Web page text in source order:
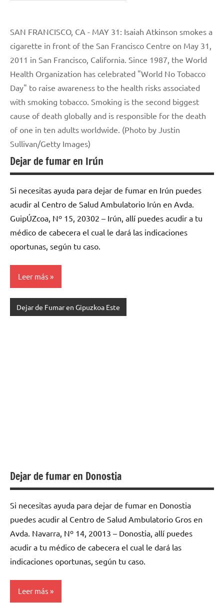
SAN FRANCISCO, CA - MAY 31: Isaiah Atkinson smokes a
cigarette in front of the San Francisco Centre on May 31,
2011 in San Francisco, California. Since 1987, the World
Health Organization has celebrated "World No Tobacco
Day" to raise awareness to the health risks associated
with smoking tobacco. Smoking is the second biggest
cause of death globally and is responsible for the death
of one in ten adults worldwide. (Photo by Justin
Sullivan/Getty Images)
Dejar de fumar en Irún
Si necesitas ayuda para dejar de fumar en Irún puedes
acudir al Centro de Salud Ambulatorio Irún en Avda.
GuipÚZcoa, Nº 15, 20302 – Irún, allí puedes acudir a tu
médico de cabecera el cual le dará las indicaciones
oportunas, según tu caso.
Leer más
Dejar de Fumar en Gipuzkoa Este
Dejar de fumar en Donostia
Si necesitas ayuda para dejar de fumar en Donostia
puedes acudir al Centro de Salud Ambulatorio Gros en
Avda. Navarra, Nº 14, 20013 – Donostia, allí puedes
acudir a tu médico de cabecera el cual le dará las
indicaciones oportunas, según tu caso.
Leer más